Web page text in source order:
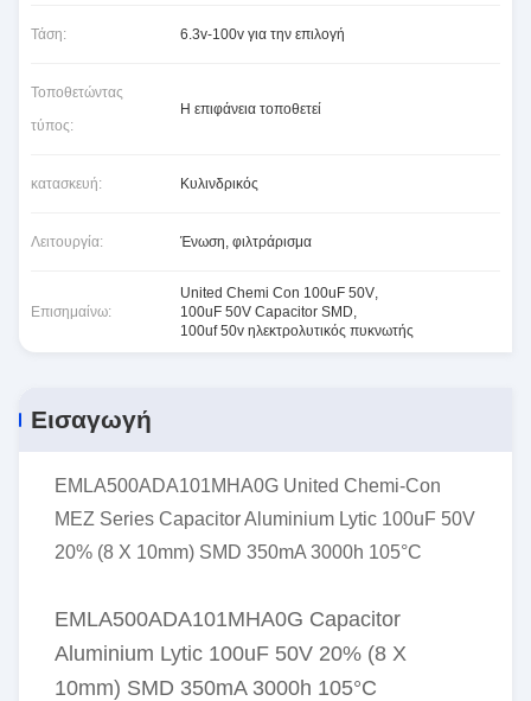
Τάση: 6.3v-100v για την επιλογή
Τοποθετώντας
τύπος:
Η επιφάνεια τοποθετεί
κατασκευή: Κυλινδρικός
Λειτουργία: Ένωση, φιλτράρισμα
Επισημαίνω:
United Chemi Con 100uF 50V,
100uF 50V Capacitor SMD,
100uf 50v ηλεκτρολυτικός πυκνωτής
Εισαγωγή
EMLA500ADA101MHA0G United Chemi-Con
MEZ Series Capacitor Aluminium Lytic 100uF 50V
20% (8 X 10mm) SMD 350mA 3000h 105°C
EMLA500ADA101MHA0G Capacitor
Aluminium Lytic 100uF 50V 20% (8 X
10mm) SMD 350mA 3000h 105°C